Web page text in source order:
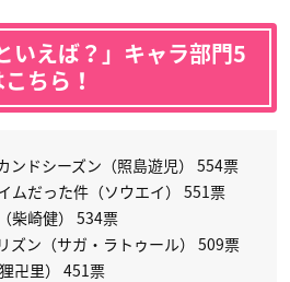
いえば？」キャラ部門5
ちら！
ンドシーズン（照島遊児） 554票
ムだった件（ソウエイ） 551票
柴崎健） 534票
ズン（サガ・ラトゥール） 509票
卍里） 451票